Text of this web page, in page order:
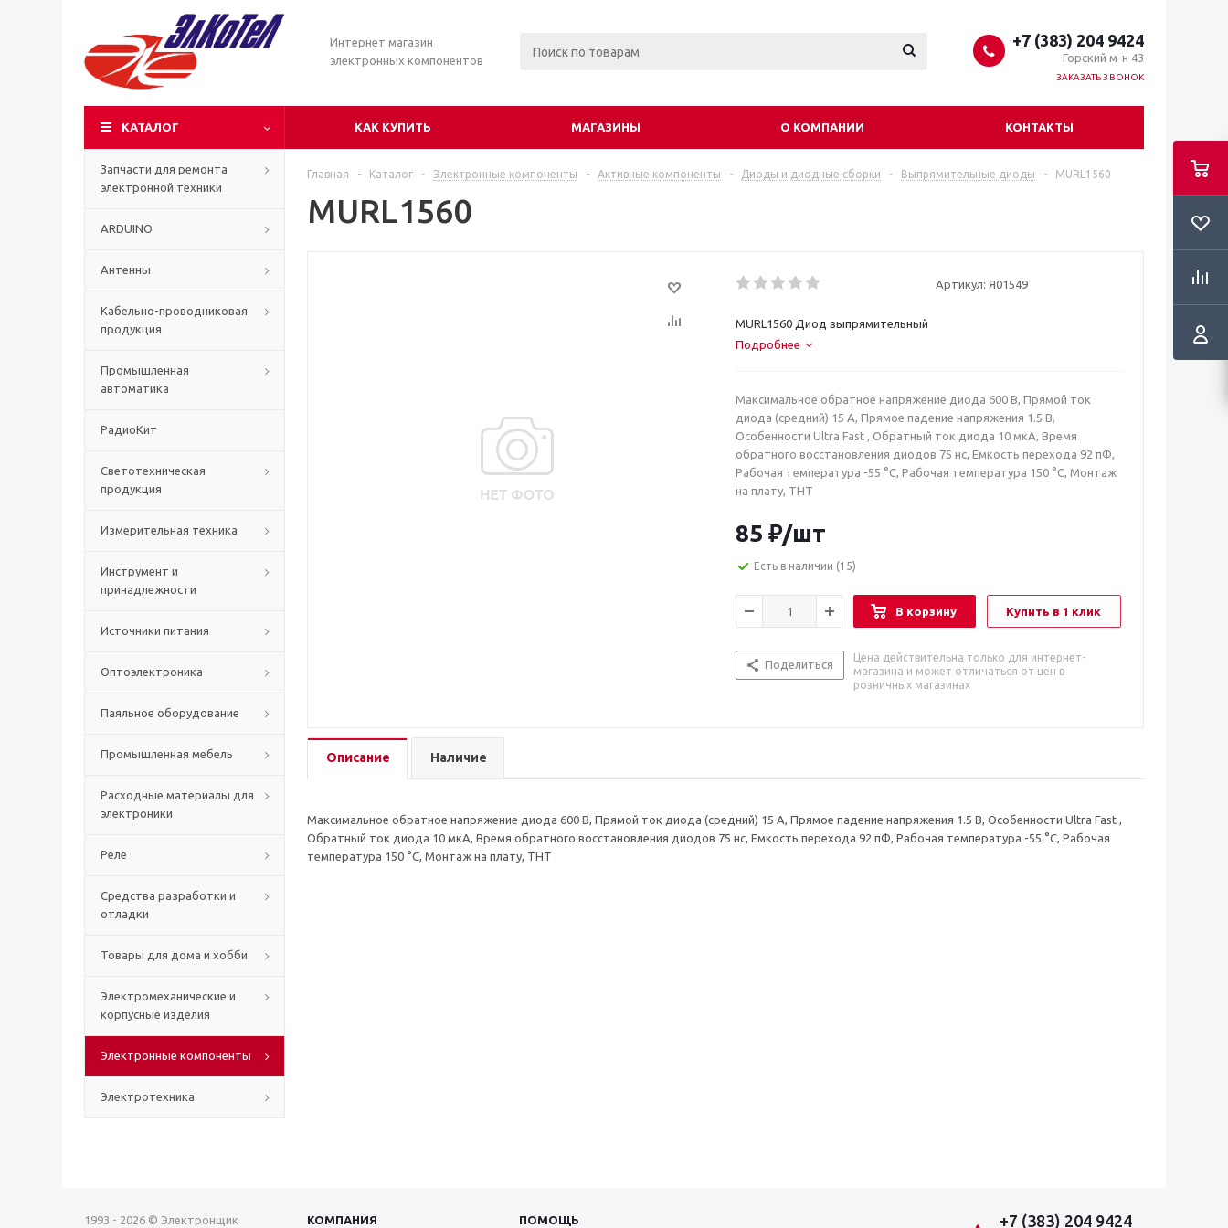
Интернет магазин
электронных компонентов
+7 (383) 204 9424
Горский м-н 43
ЗАКАЗАТЬ ЗВОНОК
КАТАЛОГ КАК КУПИТЬ МАГАЗИНЫ О КОМПАНИИ КОНТАКТЫ
Запчасти для ремонта
электронной техники
ARDUINO
Антенны
Кабельно-проводниковая
продукция
Промышленная
автоматика
РадиоКит
Светотехническая
продукция
Измерительная техника
Инструмент и
принадлежности
Источники питания
Оптоэлектроника
Паяльное оборудование
Промышленная мебель
Расходные материалы для
электроники
Реле
Средства разработки и
отладки
Товары для дома и хобби
Электромеханические и
корпусные изделия
Электронные компоненты
Электротехника
Главная - Каталог - Электронные компоненты - Активные компоненты - Диоды и диодные сборки - Выпрямительные диоды - MURL1560
MURL1560
Артикул: Я01549
MURL1560 Диод выпрямительный
Подробнее
Максимальное обратное напряжение диода 600 В, Прямой ток
диода (средний) 15 А, Прямое падение напряжения 1.5 В,
Особенности Ultra Fast , Обратный ток диода 10 мкА, Время
обратного восстановления диодов 75 нс, Емкость перехода 92 пФ,
Рабочая температура -55 °C, Рабочая температура 150 °C, Монтаж
на плату, THT
85 ₽/шт
Есть в наличии (15)
В корзину Купить в 1 клик
Поделиться
Цена действительна только для интернет-
магазина и может отличаться от цен в
розничных магазинах
Описание Наличие
Максимальное обратное напряжение диода 600 В, Прямой ток диода (средний) 15 А, Прямое падение напряжения 1.5 В, Особенности Ultra Fast ,
Обратный ток диода 10 мкА, Время обратного восстановления диодов 75 нс, Емкость перехода 92 пФ, Рабочая температура -55 °C, Рабочая
температура 150 °C, Монтаж на плату, THT
1993 - 2026 © Электронщик КОМПАНИЯ ПОМОЩЬ +7 (383) 204 9424